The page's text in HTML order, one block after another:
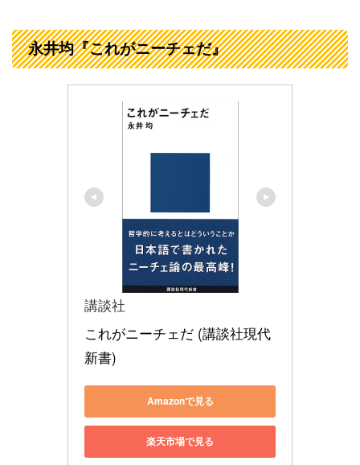
永井均『これがニーチェだ』
講談社
これがニーチェだ (講談社現代
新書)
Amazonで見る
楽天市場で見る